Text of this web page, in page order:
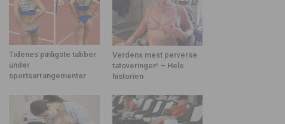
Tidenes pinligste tabber
under
sportsarrangementer
Verdens mest perverse
tatoveringer! – Hele
historien